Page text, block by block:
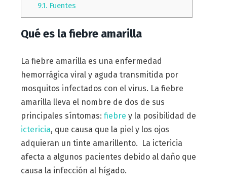
9.1. Fuentes
Qué es la fiebre amarilla
La fiebre amarilla es una enfermedad
hemorrágica viral y aguda transmitida por
mosquitos infectados con el virus. La fiebre
amarilla lleva el nombre de dos de sus
principales síntomas: fiebre y la posibilidad de
ictericia, que causa que la piel y los ojos
adquieran un tinte amarillento. La ictericia
afecta a algunos pacientes debido al daño que
causa la infección al hígado.